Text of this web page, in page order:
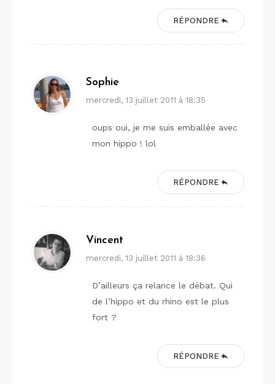
RÉPONDRE
Sophie
mercredi, 13 juillet 2011 à 18:35
oups oui, je me suis emballée avec
mon hippo ! lol
RÉPONDRE
Vincent
mercredi, 13 juillet 2011 à 18:36
D’ailleurs ça relance le débat. Qui
de l’hippo et du rhino est le plus
fort ?
RÉPONDRE